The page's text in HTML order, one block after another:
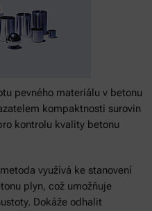
pevného materiálu v betonu
kompaktnosti surovin
kontrolu kvality betonu
využívá ke stanovení
plyn, což umožňuje
Dokáže odhalit